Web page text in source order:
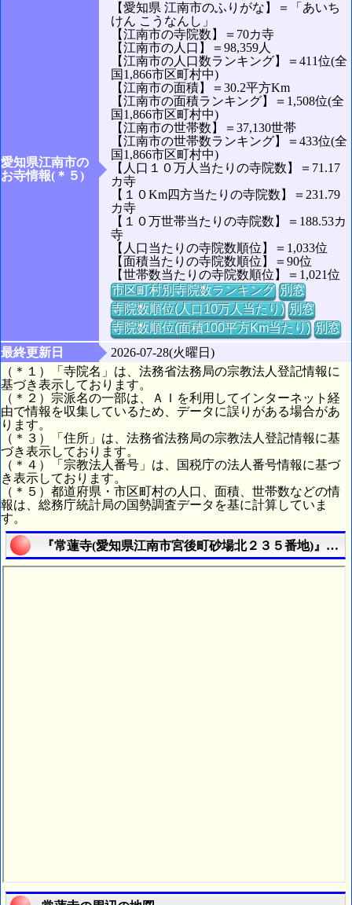
愛知県江南市の
お寺情報(＊５)
【愛知県 江南市のふりがな】＝「あいち
けん こうなんし」
【江南市の寺院数】＝70カ寺
【江南市の人口】＝98,359人
【江南市の人口数ランキング】＝411位(全
国1,866市区町村中)
【江南市の面積】＝30.2平方Km
【江南市の面積ランキング】＝1,508位(全
国1,866市区町村中)
【江南市の世帯数】＝37,130世帯
【江南市の世帯数ランキング】＝433位(全
国1,866市区町村中)
【人口１０万人当たりの寺院数】＝71.17
カ寺
【１０Km四方当たりの寺院数】＝231.79
カ寺
【１０万世帯当たりの寺院数】＝188.53カ
寺
【人口当たりの寺院数順位】＝1,033位
【面積当たりの寺院数順位】＝90位
【世帯数当たりの寺院数順位】＝1,021位
市区町村別寺院数ランキング 別窓
寺院数順位(人口10万人当たり) 別窓
寺院数順位(面積100平方Km当たり) 別窓
最終更新日
2026-07-28(火曜日)
（＊１）「寺院名」は、法務省法務局の宗教法人登記情報に
基づき表示しております。
（＊２）宗派名の一部は、ＡＩを利用してインターネット経
由で情報を収集しているため、データに誤りがある場合があ
ります。
（＊３）「住所」は、法務省法務局の宗教法人登記情報に基
づき表示しております。
（＊４）「宗教法人番号」は、国税庁の法人番号情報に基づ
き表示しております。
（＊５）都道府県・市区町村の人口、面積、世帯数などの情
報は、総務庁統計局の国勢調査データを基に計算していま
す。
『常蓮寺(愛知県江南市宮後町砂場北２３５番地)』の